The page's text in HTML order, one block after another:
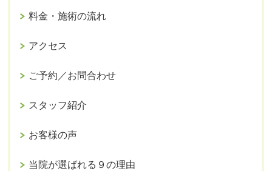
料金・施術の流れ
アクセス
ご予約／お問合わせ
スタッフ紹介
お客様の声
当院が選ばれる９の理由